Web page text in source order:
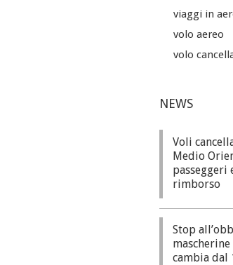
viaggi in
volo aereo
volo
NEWS
Voli
Medio
passeggeri
rimborso
Stop
mascherine
cambia dal